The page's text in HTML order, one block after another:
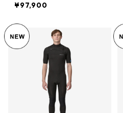
アン ハイブリッド ユー
ジップ エボ 2.5ｍｍ
ジャージフルスーツ 202
4 NEW MODEL
¥97,900